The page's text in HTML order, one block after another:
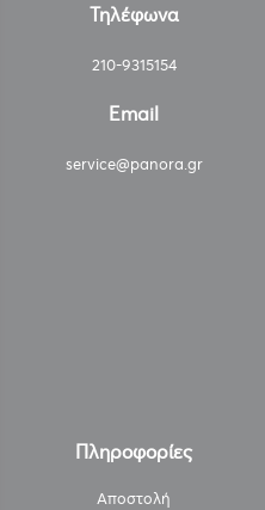
Τηλέφωνα
210-9315154
Email
service@panora.gr
Πληροφορίες
Αποστολή